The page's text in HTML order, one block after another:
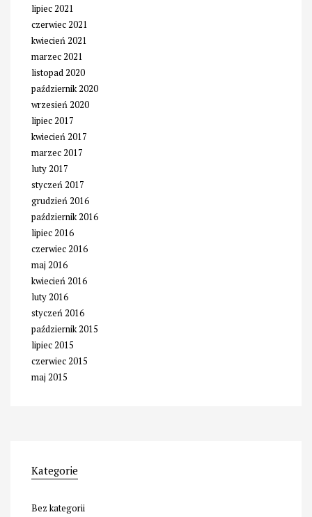
lipiec 2021
czerwiec 2021
kwiecień 2021
marzec 2021
listopad 2020
październik 2020
wrzesień 2020
lipiec 2017
kwiecień 2017
marzec 2017
luty 2017
styczeń 2017
grudzień 2016
październik 2016
lipiec 2016
czerwiec 2016
maj 2016
kwiecień 2016
luty 2016
styczeń 2016
październik 2015
lipiec 2015
czerwiec 2015
maj 2015
Kategorie
Bez kategorii